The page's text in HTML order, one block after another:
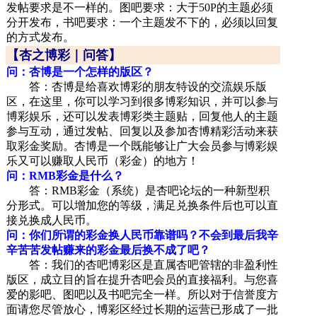
发帖要求是不一样的。图吧要求：大于50P的主题必须
分开发布，书吧要求：一个主题发不下的，必须以回复
的方式发布。
【杏之博彩｜问答】
问：杏博是一个怎样的版区？
答：杏博是给喜欢博彩的朋友特设的交流娱乐版
区，在这里，你可以学习到很多博彩知识，并可以参与
博彩娱乐，还可以发表博彩类主题贴，回复他人的主题
参与互动，通过发帖、回复以及参加杏博精彩活动来获
取彩金奖励。杏博是一个既能够让广大会员参与博彩娱
乐又可以赚取人民币（彩金）的地方！
问：RMB彩金是什么？
答：RMB彩金（系统）是杏吧论坛的一种新型积
分形式。可以增加您的等级，满足兑换条件后也可以直
接兑换成人民币。
问：你们所谓的彩金换人民币靠谱吗？不会到最后我辛
辛苦苦发帖赚来的彩金最后换不成了吧？
答：我们的杏吧博彩区是直属杏吧管辖的非盈利性
版区，成立目的旨在提升杏吧会员的直接福利。与您喜
爱的影吧、图吧以及书吧完全一样。所以对于信誉度方
面请您尽管放心，博彩区经过长期的运营已形成了一批